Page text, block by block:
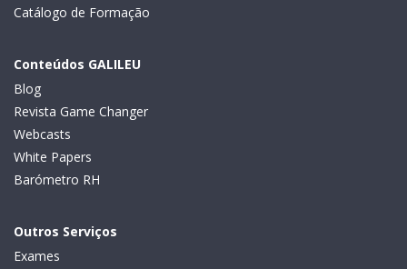
Catálogo de Formação
Conteúdos GALILEU
Blog
Revista Game Changer
Webcasts
White Papers
Barómetro RH
Outros Serviços
Exames